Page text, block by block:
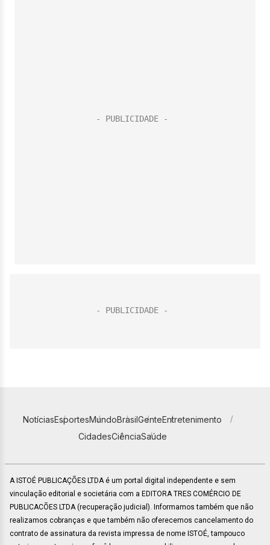
NotíciasEsportesMundoBrasilGenteEntretenimento
CidadesCiênciaSaúde
A ISTOÉ PUBLICAÇÕES LTDA é um portal digital independente e sem
vinculação editorial e societária com a EDITORA TRES COMÉRCIO DE
PUBLICACÕES LTDA (recuperação judicial). Informamos também que não
realizamos cobranças e que também não oferecemos cancelamento do
contrato de assinatura da revista impressa de nome ISTOÉ, tampouco